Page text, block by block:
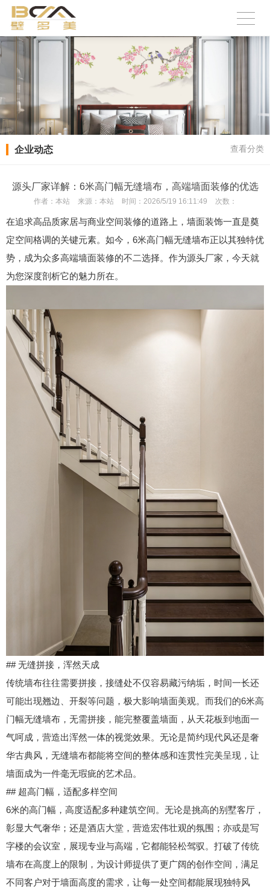
企业动态 查看分类
源头厂家详解：6米高门幅无缝墙布，高端墙面装修的优选
作者： 本站 来源： 本站 时间： 2026/5/19 16:11:49 次数：
在追求高品质家居与商业空间装修的道路上，墙面装饰一直是奠
定空间格调的关键元素。如今，6米高门幅无缝墙布正以其独特优
势，成为众多高端墙面装修的不二选择。作为源头厂家，今天就
为您深度剖析它的魅力所在。
## 无缝拼接，浑然天成
传统墙布往往需要拼接，接缝处不仅容易藏污纳垢，时间一长还
可能出现翘边、开裂等问题，极大影响墙面美观。而我们的6米高
门幅无缝墙布，无需拼接，能完整覆盖墙面，从天花板到地面一
气呵成，营造出浑然一体的视觉效果。无论是简约现代风还是奢
华古典风，无缝墙布都能将空间的整体感和连贯性完美呈现，让
墙面成为一件毫无瑕疵的艺术品。
## 超高门幅，适配多样空间
6米的高门幅，高度适配多种建筑空间。无论是挑高的别墅客厅，
彰显大气奢华；还是酒店大堂，营造宏伟壮观的氛围；亦或是写
字楼的会议室，展现专业与高端，它都能轻松驾驭。打破了传统
墙布在高度上的限制，为设计师提供了更广阔的创作空间，满足
不同客户对于墙面高度的需求，让每一处空间都能展现独特风